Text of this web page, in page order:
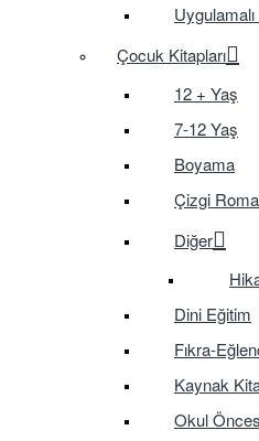
Çocuk Kitapları
12 + Yaş
7-12 Yaş
Boyama
Çizgi
Diğer
Dini Eğitim
Fıkra-
Kaynak
Okul